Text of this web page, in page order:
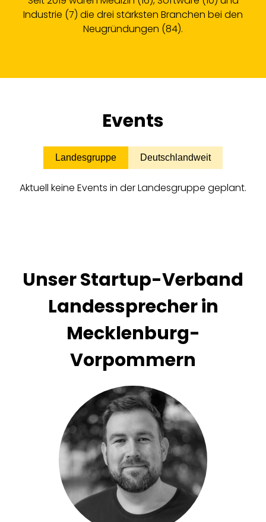
Industrie (7) die drei stärksten Branchen bei den
Neugründungen (84).
Events
Landesgruppe Deutschlandweit
Aktuell keine Events in der Landesgruppe geplant.
Unser Startup-Verband
Landessprecher in
Mecklenburg-
Vorpommern